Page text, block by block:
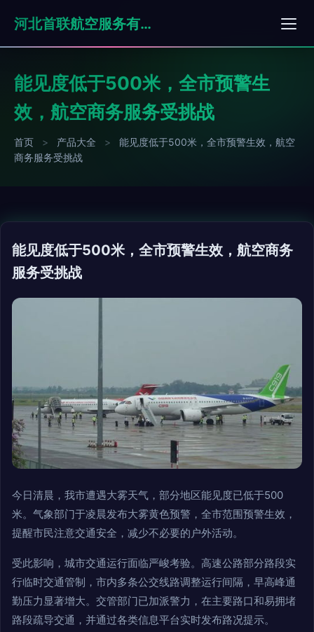
河北首联航空服务有限公司
能见度低于500米，全市预警生
效，航空商务服务受挑战
首页 > 产品大全 >
能见度低于500米，全市预警生效，航空
商务服务受挑战
能见度低于500米，全市预警生效，航空商务
服务受挑战
今日清晨，我市遭遇大雾天气，部分地区能见度已低于500
米。气象部门于凌晨发布大雾黄色预警，全市范围预警生效，
提醒市民注意交通安全，减少不必要的户外活动。
受此影响，城市交通运行面临严峻考验。高速公路部分路段实
行临时交通管制，市内多条公交线路调整运行间隔，早高峰通
勤压力显著增大。交管部门已加派警力，在主要路口和易拥堵
路段疏导交通，并通过各类信息平台实时发布路况提示。